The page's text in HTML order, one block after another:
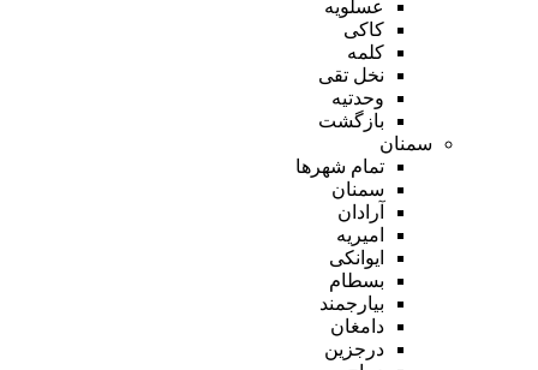
عسلویه
کاکی
کلمه
نخل تقی
وحدتیه
بازگشت
سمنان
تمام شهر‌ها
سمنان
آرادان
امیریه
ایوانکی
بسطام
بیارجمند
دامغان
درجزین